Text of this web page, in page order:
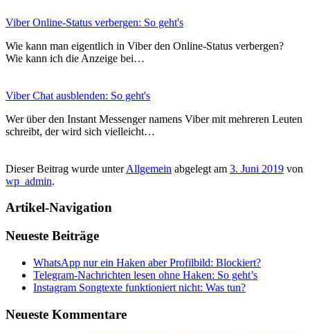
Viber Online-Status verbergen: So geht's
Wie kann man eigentlich in Viber den Online-Status verbergen?
Wie kann ich die Anzeige bei…
Viber Chat ausblenden: So geht's
Wer über den Instant Messenger namens Viber mit mehreren Leuten
schreibt, der wird sich vielleicht…
Dieser Beitrag wurde unterAllgemein abgelegt am 3. Juni 2019 von
wp_admin.
Artikel-Navigation
Neueste Beiträge
WhatsApp nur ein Haken aber Profilbild: Blockiert?
Telegram-Nachrichten lesen ohne Haken: So geht’s
Instagram Songtexte funktioniert nicht: Was tun?
Neueste Kommentare